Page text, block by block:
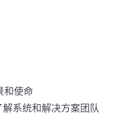
和使命
系统和解决方案团队